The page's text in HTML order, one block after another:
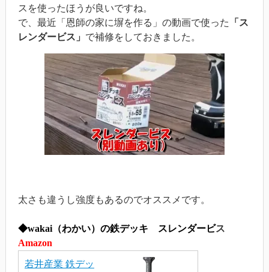
スを使ったほうが良いですね。
で、最近「恩師の家に塀を作る」の動画で使った
「ス
レンダービス」 で補修をしておきました。
太さも違うし強度もあるのでオススメです。
◆wakai（わかい）の鉄デッキ スレンダービス
Amazon
若井産業 鉄デッ